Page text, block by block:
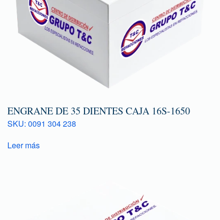
ENGRANE DE 35 DIENTES CAJA 16S-1650
SKU: 0091 304 238
Leer más